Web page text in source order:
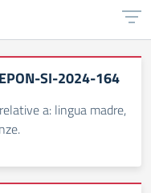
SI-2024-164
a: lingua madre,